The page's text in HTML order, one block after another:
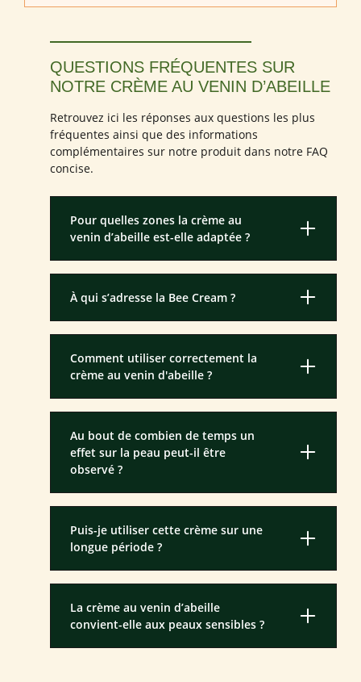
QUESTIONS FRÉQUENTES SUR
NOTRE CRÈME AU VENIN D’ABEILLE
Retrouvez ici les réponses aux questions les plus
fréquentes ainsi que des informations
complémentaires sur notre produit dans notre FAQ
concise.
Pour quelles zones la crème au
venin d’abeille est-elle adaptée ?
À qui s’adresse la Bee Cream ?
Comment utiliser correctement la
crème au venin d'abeille ?
Au bout de combien de temps un
effet sur la peau peut-il être
observé ?
Puis-je utiliser cette crème sur une
longue période ?
La crème au venin d’abeille
convient-elle aux peaux sensibles ?